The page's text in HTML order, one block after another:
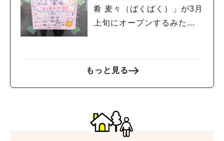
肴 麦々（ばくばく）」が3月
上旬にオープンするみた
もっと見る